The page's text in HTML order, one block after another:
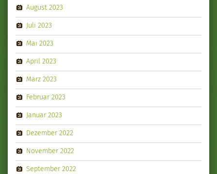
August 2023
Juli 2023
Mai 2023
April 2023
März 2023
Februar 2023
Januar 2023
Dezember 2022
November 2022
September 2022